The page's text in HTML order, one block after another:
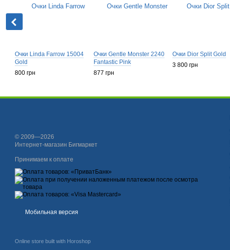
Очки Linda Farrow 15004
Gold
800 грн
Очки Gentle Monster 2240
Fantastiс Pink
877 грн
Очки Dior Split Gold
3 800 грн
© 2009—2026
Интернет-магазин Бигмаркет
Принимаем к оплате
Мобильная версия
Online store built with Horoshop